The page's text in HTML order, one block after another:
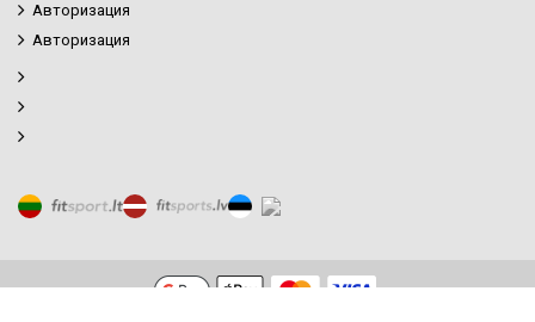
Авторизация
Авторизация